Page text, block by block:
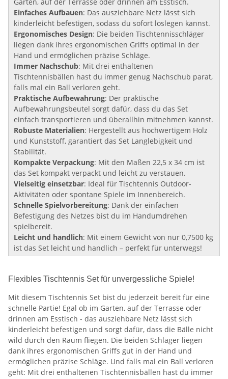
Einfaches Aufbauen: Das ausziehbare Netz lässt sich
kinderleicht befestigen, sodass du sofort loslegen kannst.
Ergonomisches Design: Die beiden Tischtennisschläger
liegen dank ihres ergonomischen Griffs optimal in der
Hand und ermöglichen präzise Schläge.
Immer Nachschub: Mit drei enthaltenen
Tischtennisbällen hast du immer genug Nachschub parat,
falls mal ein Ball verloren geht.
Praktische Aufbewahrung: Der praktische
Aufbewahrungsbeutel sorgt dafür, dass du das Set
einfach transportieren und überallhin mitnehmen kannst.
Robuste Materialien: Hergestellt aus hochwertigem Holz
und Kunststoff, garantiert das Set Langlebigkeit und
Stabilität.
Kompakte Verpackung: Mit den Maßen 22,5 x 34 cm ist
das Set kompakt verpackt und leicht zu verstauen.
Vielseitig einsetzbar: Ideal für Tischtennis Outdoor-
Aktivitäten oder spontane Spiele im Innenbereich.
Schnelle Spielvorbereitung: Dank der einfachen
Befestigung des Netzes bist du im Handumdrehen
spielbereit.
Leicht und handlich: Mit einem Gewicht von nur 0,7500 kg
ist das Set leicht und handlich – perfekt für unterwegs!
Flexibles Tischtennis Set für unvergessliche Spiele!
Mit diesem Tischtennis Set bist du jederzeit bereit für eine
schnelle Partie! Egal ob im Garten, auf der Terrasse oder
drinnen am Esstisch - das ausziehbare Netz lässt sich
kinderleicht befestigen und sorgt dafür, dass die Bälle nicht
wild durch den Raum fliegen. Die beiden Schläger liegen
dank ihres ergonomischen Griffs gut in der Hand und
ermöglichen präzise Schläge. Und falls mal ein Ball verloren
geht: Mit drei enthaltenen Tischtennisbällen hast du immer